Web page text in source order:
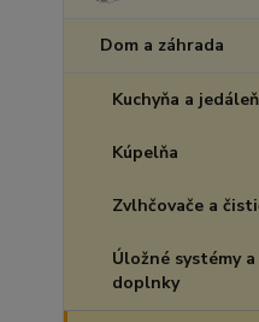
Dom a záhrada
Kuchyňa a jedáleň
Kúpelňa
Zvlhčovače a
Úložné systémy
doplnky